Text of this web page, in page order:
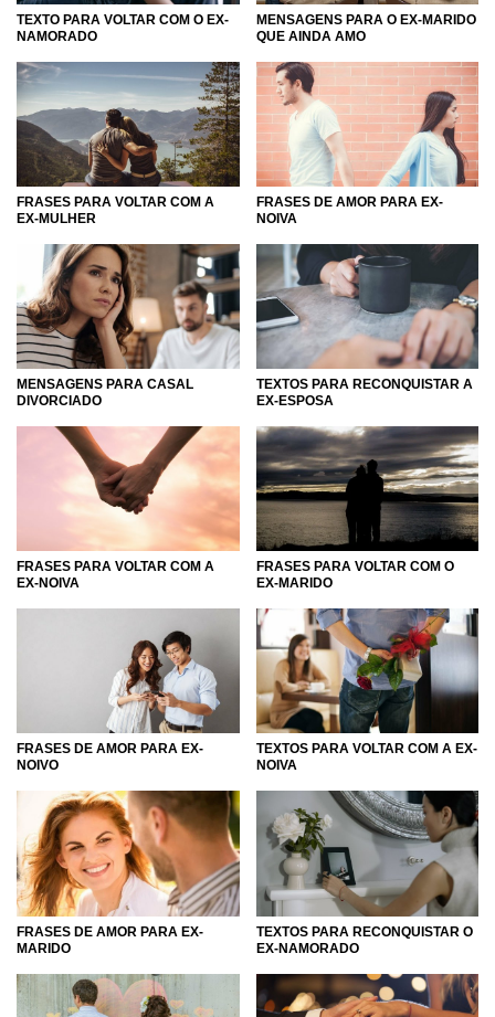
TEXTO PARA VOLTAR COM O EX-
NAMORADO
MENSAGENS PARA O EX-MARIDO
QUE AINDA AMO
FRASES PARA VOLTAR COM A
EX-MULHER
FRASES DE AMOR PARA EX-
NOIVA
MENSAGENS PARA CASAL
DIVORCIADO
TEXTOS PARA RECONQUISTAR A
EX-ESPOSA
FRASES PARA VOLTAR COM A
EX-NOIVA
FRASES PARA VOLTAR COM O
EX-MARIDO
FRASES DE AMOR PARA EX-
NOIVO
TEXTOS PARA VOLTAR COM A EX-
NOIVA
FRASES DE AMOR PARA EX-
MARIDO
TEXTOS PARA RECONQUISTAR O
EX-NAMORADO